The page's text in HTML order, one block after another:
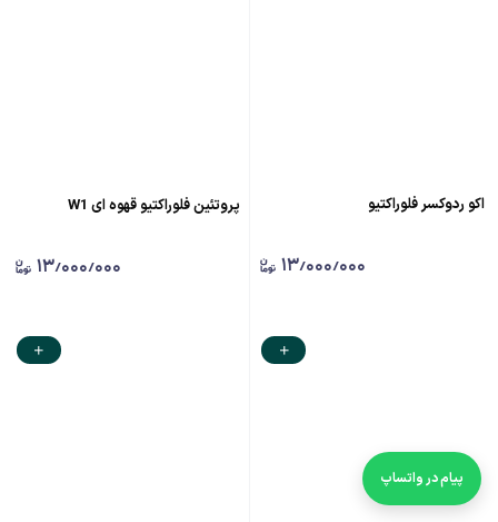
اکو ردوکسر فلوراکتیو
۱۳٫۰۰۰٫۰۰۰
پروتئین فلوراکتیو قهوه ای W1
۱۳٫۰۰۰٫۰۰۰
پیام در واتساپ